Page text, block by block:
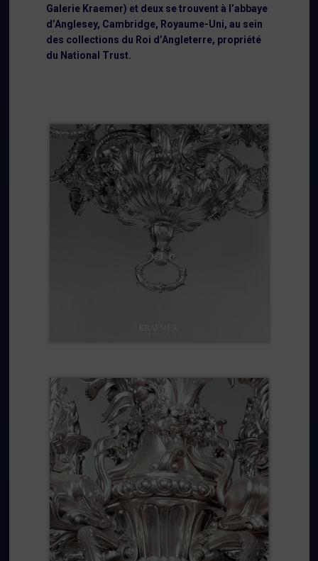
Galerie Kraemer) et deux se trouvent à l’abbaye
d’Anglesey, Cambridge, Royaume-Uni, au sein
des collections du Roi d’Angleterre, propriété
du National Trust.